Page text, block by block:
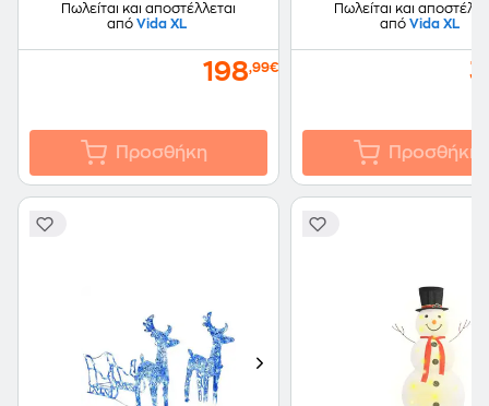
Πωλείται και αποστέλλεται
από Vida XL
198,99€
Προσθήκη
Πωλείται και
από Vida XL
Προσθήκη